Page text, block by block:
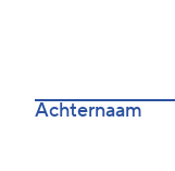
Achternaam